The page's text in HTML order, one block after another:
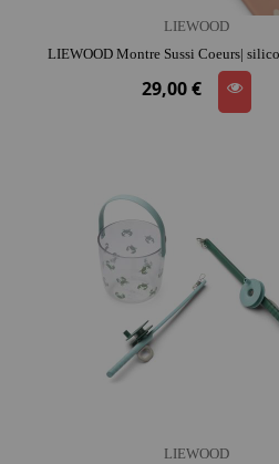
LIEWOOD
29,00 €
LIEWOOD